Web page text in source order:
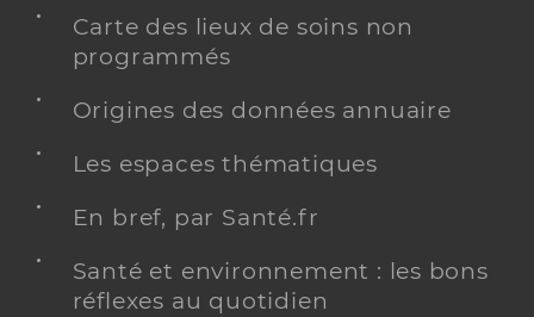
Carte des lieux de soins non
programmés
Origines des données annuaire
Les espaces thématiques
En bref, par Santé.fr
Santé et environnement : les bons
réflexes au quotidien